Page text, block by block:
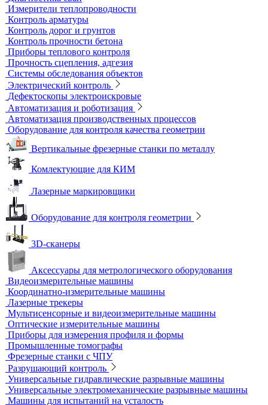
Абразиометры
Блескомеры, колориметры
Контроль герметичности
Вакуумные рамки
Вакуумные установки
Портативные гелиевые течеискатели
Течеискатели акустические
Течеискатели корреляционные
Течеискатели многодатчиковые
Трассотечеискатели
Контроль в строительстве
Виброизмерительные приборы
Диагностика свай
Измерители теплопроводности
Контроль арматуры
Контроль дорог и грунтов
Контроль прочности бетона
Приборы теплового контроля
Прочность сцепления, адгезия
Системы обследования объектов
Электрический контроль
Дефектоскопы электроискровые
Автоматизация и роботизация
Автоматизация производственных процессов
Оборудование для контроля качества геометрии
Вертикальные фрезерные станки по металлу
Комлектующие для КИМ
Лазерные маркировщики
Оборудование для контроля геометрии
3D-сканеры